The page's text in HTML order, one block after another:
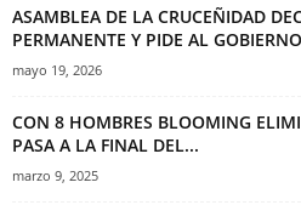
ASAMBLEA DE LA CRUCEÑIDAD
PERMANENTE Y PIDE AL
mayo 19, 2026
CON 8 HOMBRES BLOOMING
PASA A LA FINAL DEL...
marzo 9, 2025